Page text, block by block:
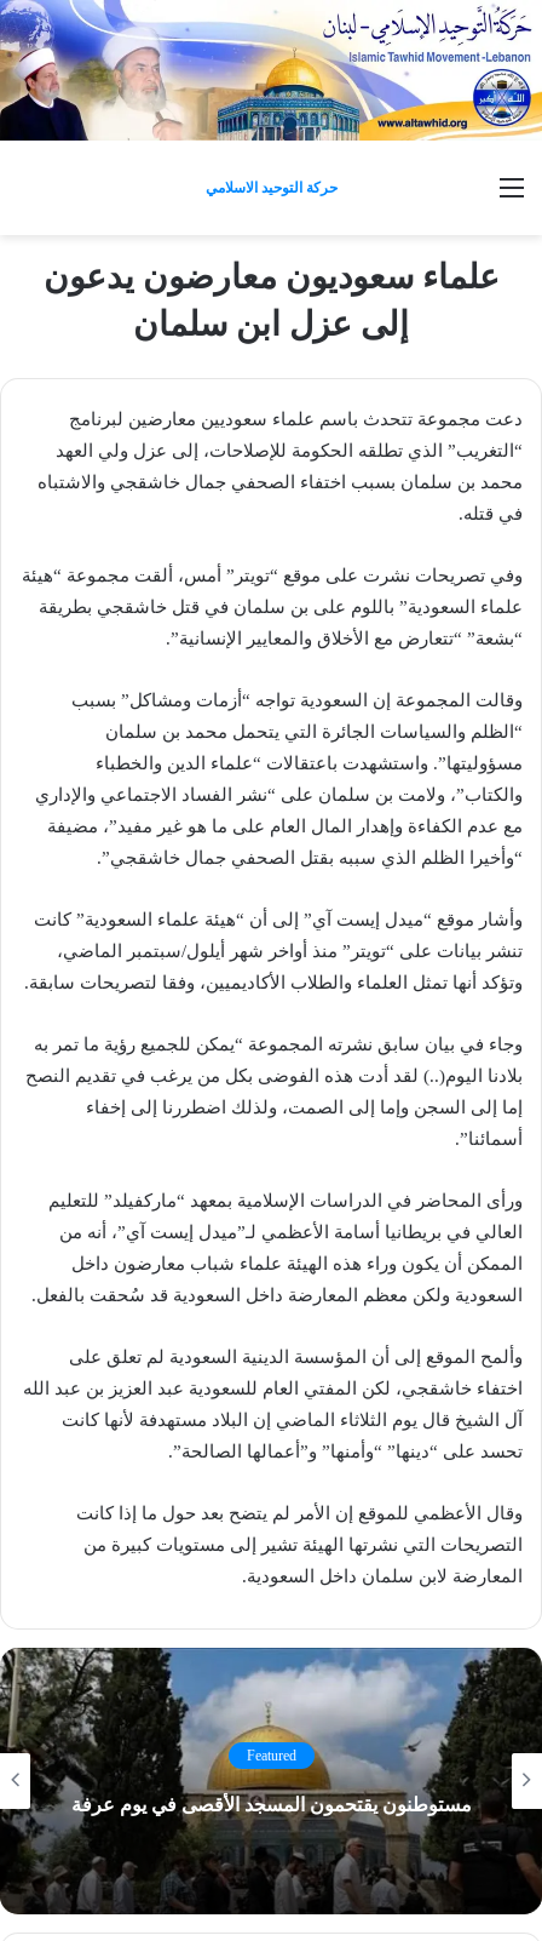
حركة التوحيد الاسلامي
علماء سعوديون معارضون يدعون
إلى عزل ابن سلمان
دعت مجموعة تتحدث باسم علماء سعوديين معارضين لبرنامج
“التغريب” الذي تطلقه الحكومة للإصلاحات، إلى عزل ولي العهد
محمد بن سلمان بسبب اختفاء الصحفي جمال خاشقجي والاشتباه
في قتله.
وفي تصريحات نشرت على موقع “تويتر” أمس، ألقت مجموعة “هيئة
علماء السعودية” باللوم على بن سلمان في قتل خاشقجي بطريقة
“بشعة” “تتعارض مع الأخلاق والمعايير الإنسانية”.
وقالت المجموعة إن السعودية تواجه “أزمات ومشاكل” بسبب
“الظلم والسياسات الجائرة التي يتحمل محمد بن سلمان
مسؤوليتها”. واستشهدت باعتقالات “علماء الدين والخطباء
والكتاب”، ولامت بن سلمان على “نشر الفساد الاجتماعي والإداري
مع عدم الكفاءة وإهدار المال العام على ما هو غير مفيد”، مضيفة
“وأخيرا الظلم الذي سببه بقتل الصحفي جمال خاشقجي”.
وأشار موقع “ميدل إيست آي” إلى أن “هيئة علماء السعودية” كانت
تنشر بيانات على “تويتر” منذ أواخر شهر أيلول/سبتمبر الماضي،
وتؤكد أنها تمثل العلماء والطلاب الأكاديميين، وفقا لتصريحات سابقة.
وجاء في بيان سابق نشرته المجموعة “يمكن للجميع رؤية ما تمر به
بلادنا اليوم(..) لقد أدت هذه الفوضى بكل من يرغب في تقديم النصح
إما إلى السجن وإما إلى الصمت، ولذلك اضطررنا إلى إخفاء
أسمائنا”.
ورأى المحاضر في الدراسات الإسلامية بمعهد “ماركفيلد” للتعليم
العالي في بريطانيا أسامة الأعظمي لـ”ميدل إيست آي”، أنه من
الممكن أن يكون وراء هذه الهيئة علماء شباب معارضون داخل
السعودية ولكن معظم المعارضة داخل السعودية قد سُحقت بالفعل.
وألمح الموقع إلى أن المؤسسة الدينية السعودية لم تعلق على
اختفاء خاشقجي، لكن المفتي العام للسعودية عبد العزيز بن عبد الله
آل الشيخ قال يوم الثلاثاء الماضي إن البلاد مستهدفة لأنها كانت
تحسد على “دينها” “وأمنها” و”أعمالها الصالحة”.
وقال الأعظمي للموقع إن الأمر لم يتضح بعد حول ما إذا كانت
التصريحات التي نشرتها الهيئة تشير إلى مستويات كبيرة من
المعارضة لابن سلمان داخل السعودية.
Featured
مستوطنون يقتحمون المسجد الأقصى في يوم عرفة